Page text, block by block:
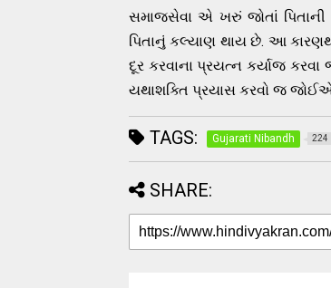
સમાજસેવા એ ખરું જોતાં
પિતાનું કલ્યાણ થાય છે. આ
દૂર કરવાના પ્રયત્ન કર્યાજ
યથાશક્તિ પ્રયાસ કરવો જ
TAGS: Gujarati Nibandh 224
SHARE: